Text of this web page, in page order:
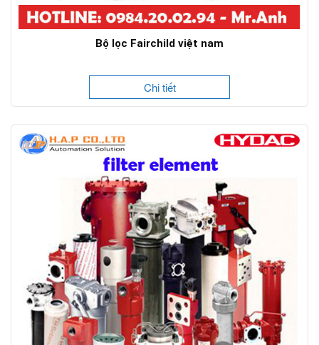
Bộ lọc Fairchild việt nam
Chi tiết